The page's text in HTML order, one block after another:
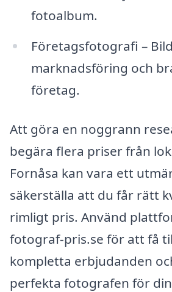
fotoalbum.
Företagsfotografi –
marknadsföring och
företag.
Att göra en noggrann
begära flera priser från
Fornåsa kan vara ett
säkerställa att du får rätt
rimligt pris. Använd
fotograf-pris.se för att få
kompletta erbjudanden
perfekta fotografen för